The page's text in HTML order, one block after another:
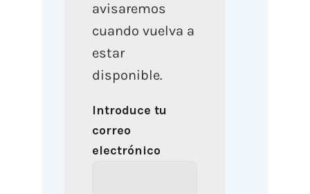
avisaremos
cuando vuelva a
estar
disponible.
Introduce tu
correo
electrónico